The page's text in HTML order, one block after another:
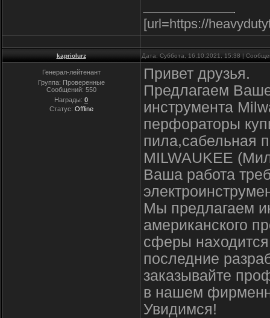
[url=https://
kapriolurz Дата: Суббота, 16.10.2021, 15:38 |
Генерал-лейтенант
Группа: Проверенные
Сообщений: 550
Награды: 0
Статус: Offline
Привет друзья.
Предлагаем
инструмента
перфораторы
пила,сабельная
MILWAUKEE
Ваша работа
Мы предлагаем
американского
сферы
последние
заказывайте
в нашем
Увидимся!